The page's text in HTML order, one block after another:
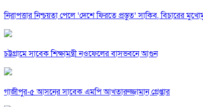
নিরাপত্তার নিশ্চয়তা পেলে ‘দেশে ফিরতে প্রস্তুত’ সাকিব, বিচারের
চট্টগ্রামে সাবেক শিক্ষামন্ত্রী নওফেলের বাসভবনে আগুন
গাজীপুর-৫ আসনের সাবেক এমপি আখতারুজ্জামান গ্রেপ্তার